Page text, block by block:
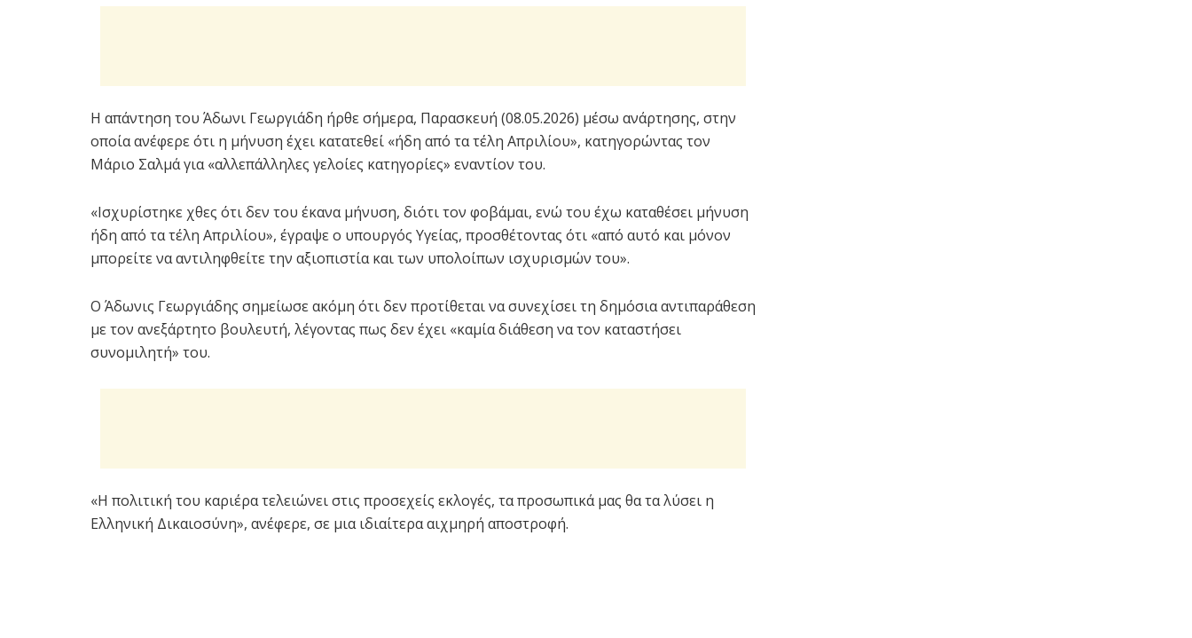
Η απάντηση του Άδωνι Γεωργιάδη ήρθε σήμερα, Παρασκευή (08.05.2026) μέσω ανάρτησης, στην
οποία ανέφερε ότι η μήνυση έχει κατατεθεί «ήδη από τα τέλη Απριλίου», κατηγορώντας τον
Μάριο Σαλμά για «αλλεπάλληλες γελοίες κατηγορίες» εναντίον του.
«Ισχυρίστηκε χθες ότι δεν του έκανα μήνυση, διότι τον φοβάμαι, ενώ του έχω καταθέσει μήνυση
ήδη από τα τέλη Απριλίου», έγραψε ο υπουργός Υγείας, προσθέτοντας ότι «από αυτό και μόνον
μπορείτε να αντιληφθείτε την αξιοπιστία και των υπολοίπων ισχυρισμών του».
Ο Άδωνις Γεωργιάδης σημείωσε ακόμη ότι δεν προτίθεται να συνεχίσει τη δημόσια αντιπαράθεση
με τον ανεξάρτητο βουλευτή, λέγοντας πως δεν έχει «καμία διάθεση να τον καταστήσει
συνομιλητή» του.
«Η πολιτική του καριέρα τελειώνει στις προσεχείς εκλογές, τα προσωπικά μας θα τα λύσει η
Ελληνική Δικαιοσύνη», ανέφερε, σε μια ιδιαίτερα αιχμηρή αποστροφή.